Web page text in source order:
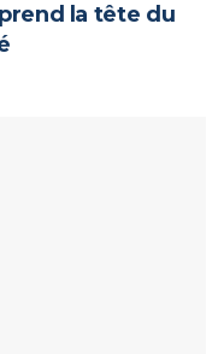
la tête du